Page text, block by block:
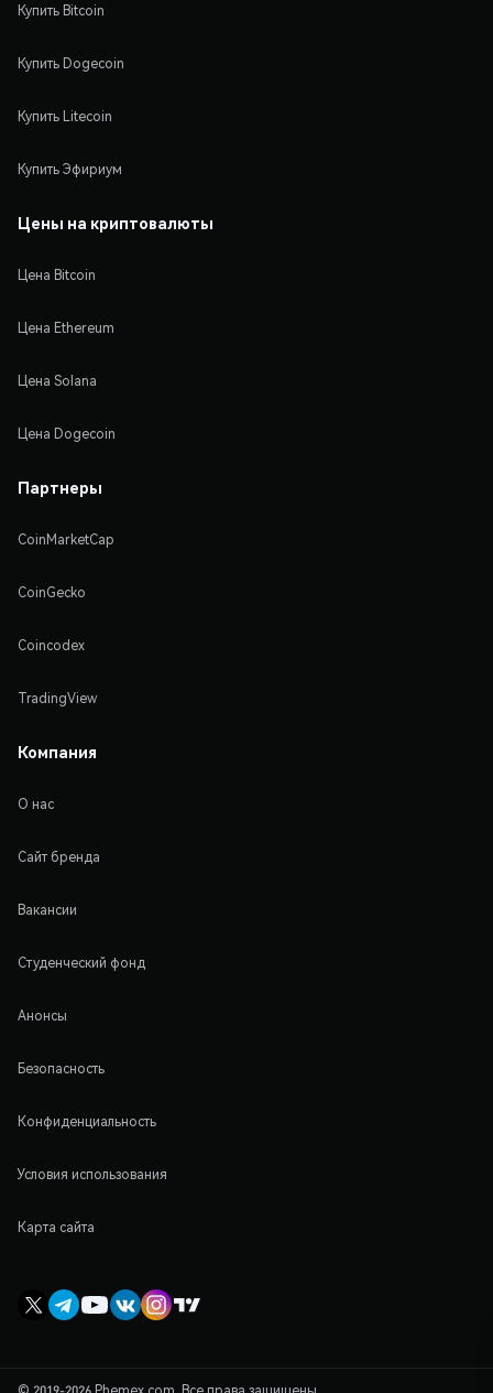
Купить Bitcoin
Купить Dogecoin
Купить Litecoin
Купить Эфириум
Цены на криптовалюты
Цена Bitcoin
Цена Ethereum
Цена Solana
Цена Dogecoin
Партнеры
CoinMarketCap
CoinGecko
Coincodex
TradingView
Компания
О нас
Сайт бренда
Вакансии
Студенческий фонд
Анонсы
Безопасность
Конфиденциальность
Условия использования
Карта сайта